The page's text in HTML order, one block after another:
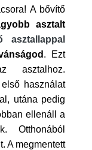
A bővítő
asztalt
asztallappal
. Ezt
asztalhoz.
használat
utána pedig
ellenáll a
Otthonából
A megmentett